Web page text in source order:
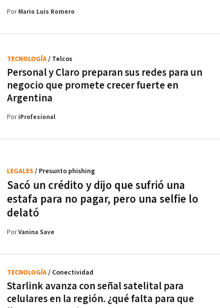
PorMario Luis Romero
Personal y Claro preparan sus redes para un
negocio que promete crecer fuerte en
Argentina
TECNOLOGÍA/ Telcos
PoriProfesional
Sacó un crédito y dijo que sufrió una
estafa para no pagar, pero una selfie lo
delató
LEGALES / Presunto phishing
PorVanina Save
Starlink avanza con señal satelital para
celulares en la región. ¿qué falta para que
TECNOLOGÍA/ Conectividad